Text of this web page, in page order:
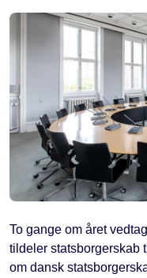
To gange om året
tildeler statsborgerskab
om dansk